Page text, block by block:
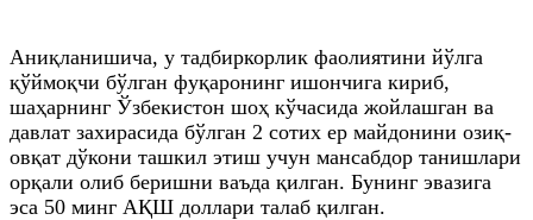
Аниқланишича, у тадбиркорлик фаолиятини йўлга
қўймоқчи бўлган фуқаронинг ишончига кириб,
шаҳарнинг Ўзбекистон шоҳ кўчасида жойлашган ва
давлат захирасида бўлган 2 сотих ер майдонини озиқ-
овқат дўкони ташкил этиш учун мансабдор танишлари
орқали олиб беришни ваъда қилган. Бунинг эвазига
эса 50 минг АҚШ доллари талаб қилган.